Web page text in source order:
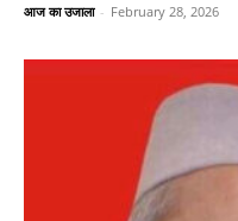
आज का उजाला - February 28, 2026